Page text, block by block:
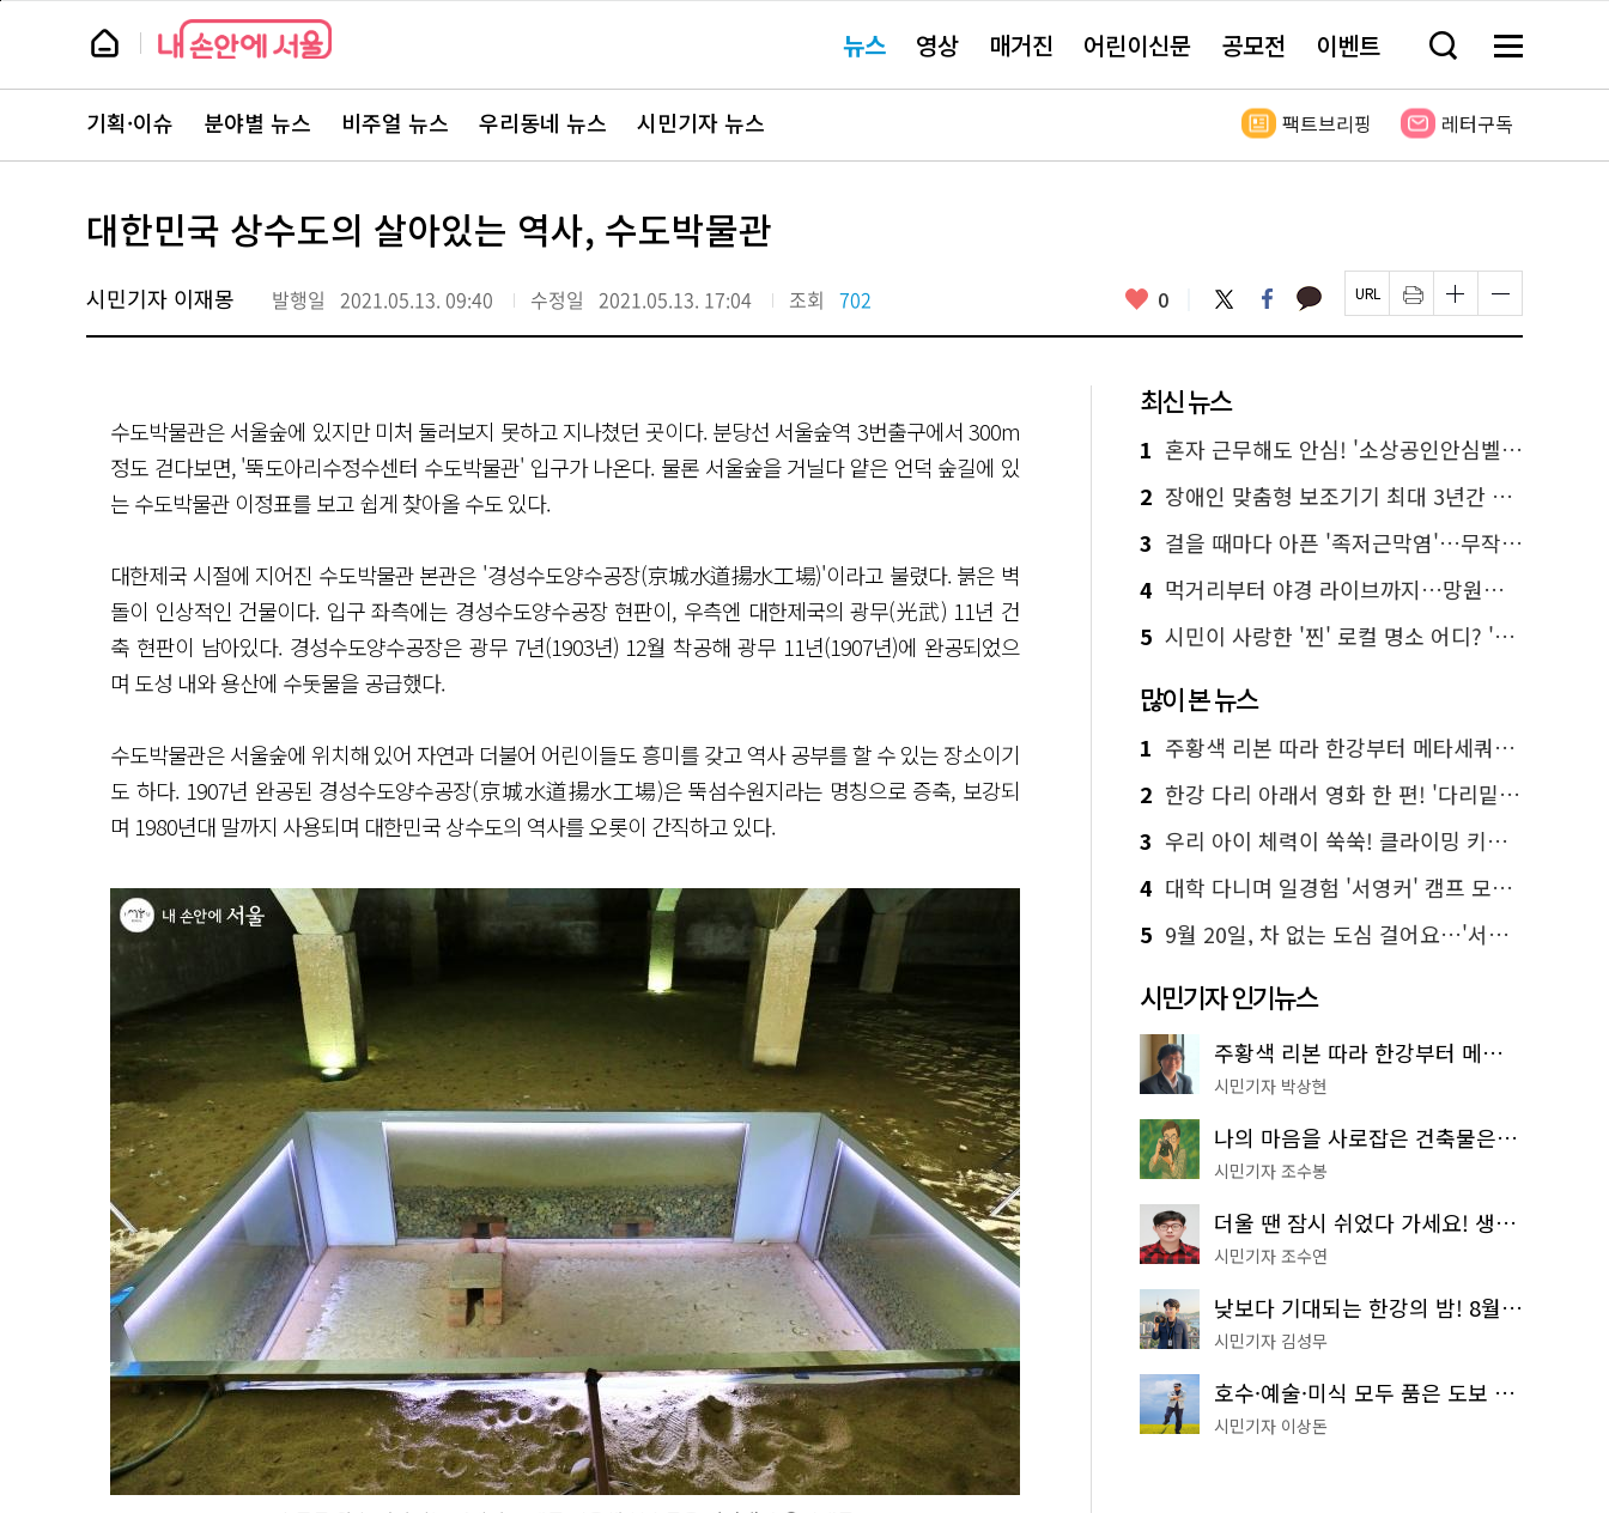
본
뉴
스 요뉴스 영상 매거진 어린이신문 공모전 이벤트 검
창
기
메
전
보
뉴
스
주
서
바
로
기획·이슈 분야별 뉴스 비주얼 뉴스 우리동네 뉴스 시민기자 뉴스 팩트브리핑 레터구독
대한민국 상수도의 살아있는 역사, 수도박물관
시민기자 이재몽 발행일 2021.05.13. 09:40 수정일 2021.05.13. 17:04 조회 702 좋
요
0 트
위
터
페
이
스
카
카 페
이
지
인
쇄
하
글
자
크
하
기
글
자
크
하
기
수도박물관은 서울숲에 있지만 미처 둘러보지 못하고 지나쳤던 곳이다. 분당선 서울숲역 3번출구에서 300m
정도 걷다보면, '뚝도아리수정수센터 수도박물관' 입구가 나온다. 물론 서울숲을 거닐다 얕은 언덕 숲길에 있
는 수도박물관 이정표를 보고 쉽게 찾아올 수도 있다.
대한제국 시절에 지어진 수도박물관 본관은 '경성수도양수공장(京城水道揚水工場)'이라고 불렸다. 붉은 벽
돌이 인상적인 건물이다. 입구 좌측에는 경성수도양수공장 현판이, 우측엔 대한제국의 광무(光武) 11년 건
축 현판이 남아있다. 경성수도양수공장은 광무 7년(1903년) 12월 착공해 광무 11년(1907년)에 완공되었으
며 도성 내와 용산에 수돗물을 공급했다.
수도박물관은 서울숲에 위치해 있어 자연과 더불어 어린이들도 흥미를 갖고 역사 공부를 할 수 있는 장소이기
도 하다. 1907년 완공된 경성수도양수공장(京城水道揚水工場)은 뚝섬수원지라는 명칭으로 증축, 보강되
며 1980년대 말까지 사용되며 대한민국 상수도의 역사를 오롯이 간직하고 있다.
최신 뉴스
1 혼자 근무해도 안심! '소상공인안심벨' 신청하세요
2 장애인 맞춤형 보조기기 최대 3년간 무상 대여…삶의 질 높인다
3 걸을 때마다 아픈 '족저근막염'…무작정 참지 말고 '이것' 해보세요!
4 먹거리부터 야경 라이브까지…망원한강공원 알짜 코스
5 시민이 사랑한 '찐' 로컬 명소 어디? '서울에디션25' 추천 코스
많이 본 뉴스
1 주황색 리본 따라 한강부터 메타세쿼이아 숲길까지…서울둘레길 15코스
2 한강 다리 아래서 영화 한 편! '다리밑 영화관' 무료 상영
3 우리 아이 체력이 쑥쑥! 클라이밍 키즈카페·어린이 체력장
4 대학 다니며 일경험 '서영커' 캠프 모집…전액 무료
5 9월 20일, 차 없는 도심 걸어요…'서울 걷자 페스티벌' 선착순 5천명
시민기자 인기뉴스
주황색 리본 따라 한강부터 메타세쿼이아 숲길까지…서울둘레길 15코스
시민기자 박상현
나의 마음을 사로잡은 건축물은? '서울시 건축상' 수상작 공개!
시민기자 조수봉
더울 땐 잠시 쉬었다 가세요! 생수 냉장고부터 해피소·무더위쉼터까지
시민기자 조수연
낮보다 기대되는 한강의 밤! 8월 한정 무료 '한강 밤핑' 예약은?
시민기자 김성무
호수·예술·미식 모두 품은 도보 코스! 서울식물원~LG아트센터~마곡테라스거리
시민기자 이상돈
페